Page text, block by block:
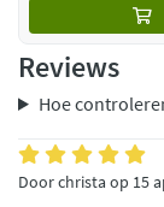
Reviews
Hoe
Door christa op 15